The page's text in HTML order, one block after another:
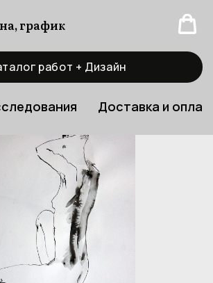
график
работ + Дизайн
Доставка и